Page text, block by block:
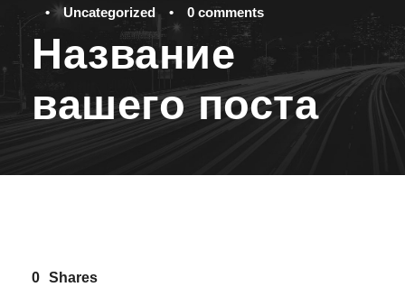
•
Uncategorized • 0 comments
Название
вашего поста
0 Shares